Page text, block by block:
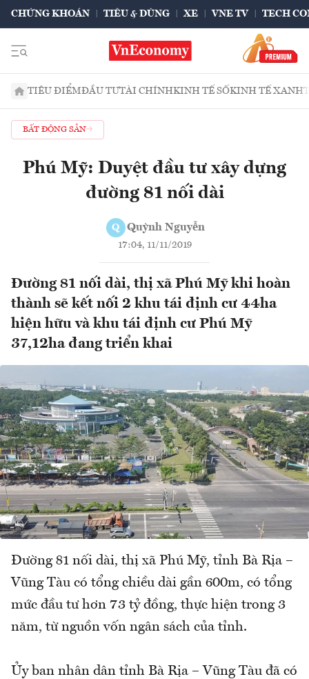
CHỨNG KHOÁN TIÊU & DÙNG XE VNE TV TECH
TIÊU ĐIỂMĐẦU TƯTÀI CHÍNHKINH TẾ SỐKINH TẾ XANH
BẤT ĐỘNG SẢN
Phú Mỹ: Duyệt đầu tư xây dựng
đường 81 nối dài
Q Quỳnh Nguyễn
17:04, 11/11/2019
Đường 81 nối dài, thị xã Phú Mỹ khi hoàn
thành sẽ kết nối 2 khu tái định cư 44ha
hiện hữu và khu tái định cư Phú Mỹ
37,12ha đang triển khai
Đường 81 nối dài, thị xã Phú Mỹ, tỉnh Bà Rịa –
Vũng Tàu có tổng chiều dài gần 600m, có tổng
mức đầu tư hơn 73 tỷ đồng, thực hiện trong 3
năm, từ nguồn vốn ngân sách của tỉnh.
Ủy ban nhân dân tỉnh Bà Rịa – Vũng Tàu đã có